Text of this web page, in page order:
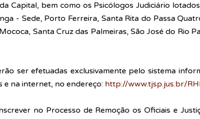
Capital, bem como os Psicólogos Judiciário
- Sede, Porto Ferreira, Santa Rita do Passa
Santa Cruz das Palmeiras, São José do Rio
ser efetuadas exclusivamente pelo sistema
e na internet, no endereço: http://www.tjsp.jus.br/
no Processo de Remoção os Oficiais e